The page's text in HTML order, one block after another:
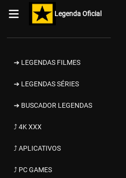
Legenda Oficial
➔ LEGENDAS FILMES
➔ LEGENDAS SÉRIES
➔ BUSCADOR LEGENDAS
⤴ 4K XXX
⤴ APLICATIVOS
⤴ PC GAMES